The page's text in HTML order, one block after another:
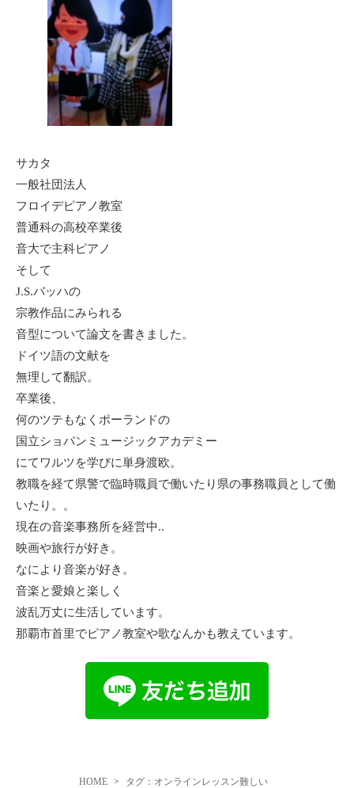
サカタ
一般社団法人
フロイデピアノ教室
普通科の高校卒業後
音大で主科ピアノ
そして
J.S.バッハの
宗教作品にみられる
音型について論文を書きました。
ドイツ語の文献を
無理して翻訳。
卒業後、
何のツテもなくポーランドの
国立ショパンミュージックアカデミー
にてワルツを学びに単身渡欧。
教職を経て県警で臨時職員で働いたり県の事務職員として働
いたり。。
現在の音楽事務所を経営中..
映画や旅行が好き。
なにより音楽が好き。
音楽と愛娘と楽しく
波乱万丈に生活しています。
那覇市首里でピアノ教室や歌なんかも教えています。
HOME タグ：オンラインレッスン難しい